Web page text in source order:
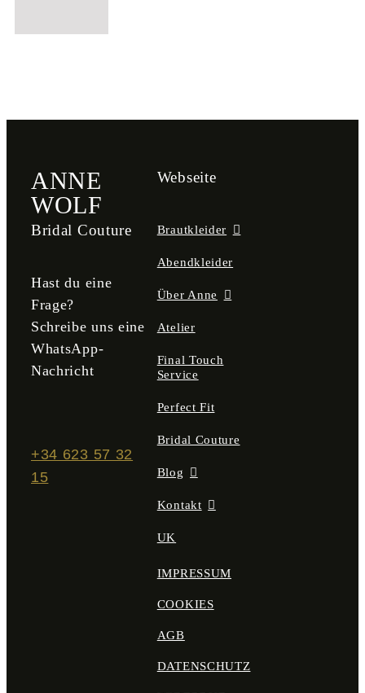
ANNE
WOLF
Bridal Couture
Hast du eine
Frage?
Schreibe uns eine
WhatsApp-
Nachricht
+34 623 57 32
15
Webseite
Brautkleider
Abendkleider
Über Anne
Atelier
Final Touch
Service
Perfect Fit
Bridal Couture
Blog
Kontakt
UK
IMPRESSUM
COOKIES
AGB
DATENSCHUTZ